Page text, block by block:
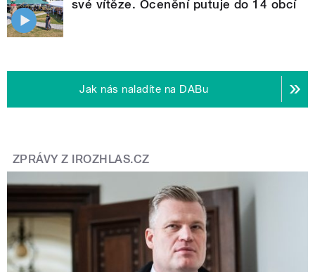
své vítěze. Ocenění putuje do 14 obcí
Jak nás naladíte na DABu
ZPRÁVY Z IROZHLAS.CZ